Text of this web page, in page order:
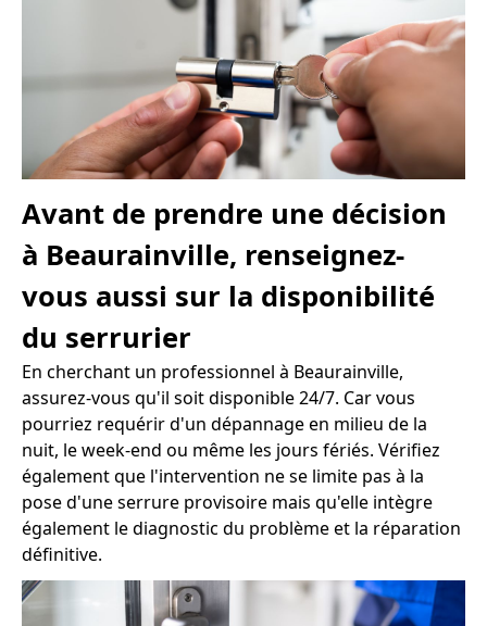
Avant de prendre une décision
à Beaurainville, renseignez-
vous aussi sur la disponibilité
du serrurier
En cherchant un professionnel à Beaurainville,
assurez-vous qu'il soit disponible 24/7. Car vous
pourriez requérir d'un dépannage en milieu de la
nuit, le week-end ou même les jours fériés. Vérifiez
également que l'intervention ne se limite pas à la
pose d'une serrure provisoire mais qu'elle intègre
également le diagnostic du problème et la réparation
définitive.